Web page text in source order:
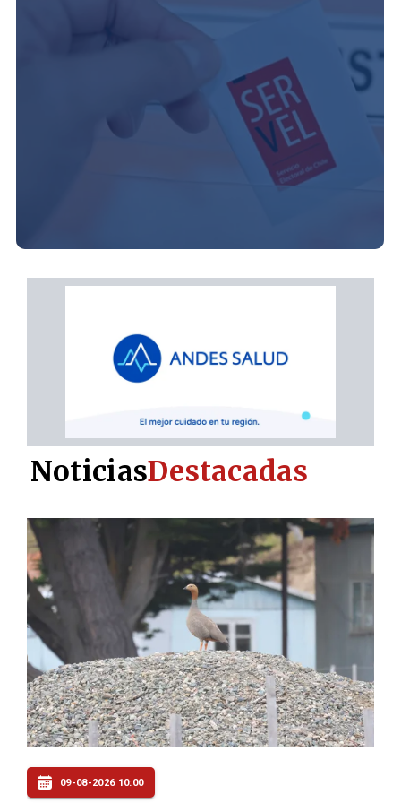
09-08-2026 09:00
NoticiasDestacadas